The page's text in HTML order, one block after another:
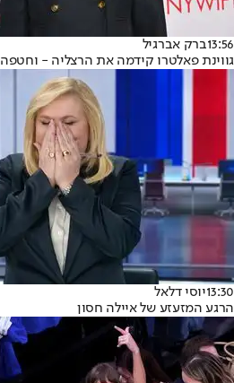
13:56ברק אברגיל
גווינת פאלטרו קידמה את הרצליה - וחטפה
13:30יוסי דלאל
הרגע המזעזע של איילה חסון